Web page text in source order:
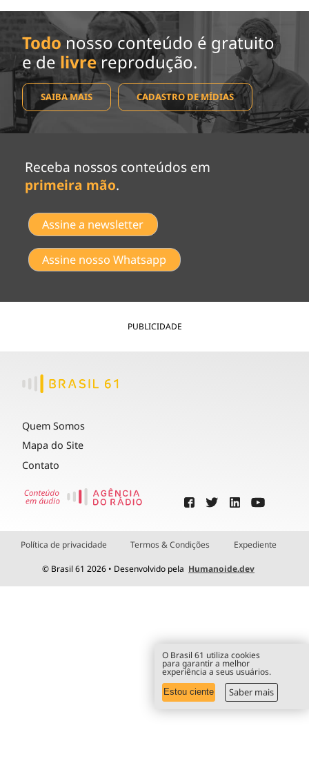
Todo nosso conteúdo é gratuito
e de livrereprodução.
SAIBA MAIS CADASTRO DE MÍDIAS
Receba nossos conteúdos em
primeira mão.
Assine a newsletter
Assine nosso Whatsapp
PUBLICIDADE
Quem Somos
Mapa do Site
Contato
Política de privacidade Termos & Condições Expediente
© Brasil 61 2026 • Desenvolvido pela Humanoide.dev
O Brasil 61 utiliza cookies
para garantir a melhor
experiência a seus usuários.
Estou ciente Saber mais